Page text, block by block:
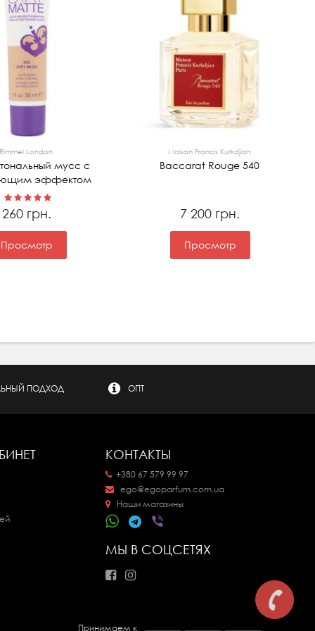
Rimmel London
мусс с
эффектом
260 грн.
Просмотр
Maison Francis Kurkdjian
Baccarat Rouge 540
7 200 грн.
Просмотр
ПОДХОД ОПТ
КОНТАКТЫ
+380 67 579 99 97
ego@egoparfum.com.ua
Наши магазины
МЫ В СОЦСЕТЯХ
Принимаем к